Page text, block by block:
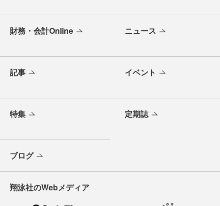
財務・会計Online ニュース
記事 イベント
特集 定期誌
ブログ
翔泳社のWebメディア